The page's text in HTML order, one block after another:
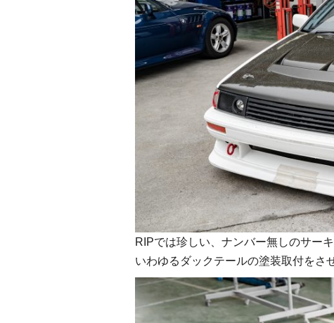
RIPでは珍しい、ナンバー無しのサー
いわゆるダックテールの塗装取付をさ